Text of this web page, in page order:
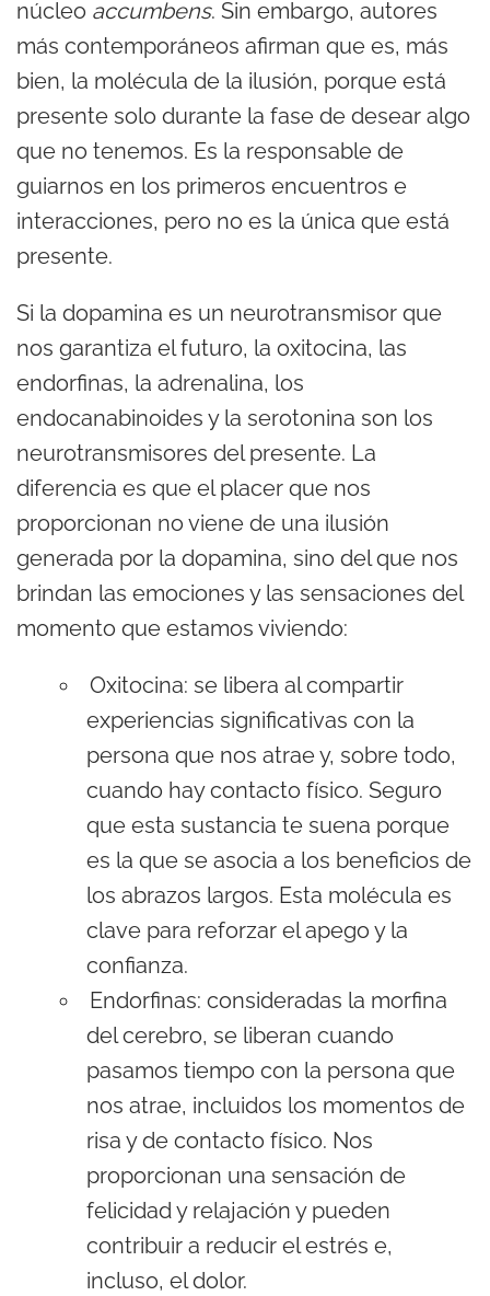
núcleo accumbens. Sin embargo, autores
más contemporáneos afirman que es, más
bien, la molécula de la ilusión, porque está
presente solo durante la fase de desear algo
que no tenemos. Es la responsable de
guiarnos en los primeros encuentros e
interacciones, pero no es la única que está
presente.
Si la dopamina es un neurotransmisor que
nos garantiza el futuro, la oxitocina, las
endorfinas, la adrenalina, los
endocanabinoides y la serotonina son los
neurotransmisores del presente. La
diferencia es que el placer que nos
proporcionan no viene de una ilusión
generada por la dopamina, sino del que nos
brindan las emociones y las sensaciones del
momento que estamos viviendo:
Oxitocina: se libera al compartir
experiencias significativas con la
persona que nos atrae y, sobre todo,
cuando hay contacto físico. Seguro
que esta sustancia te suena porque
es la que se asocia a los beneficios de
los abrazos largos. Esta molécula es
clave para reforzar el apego y la
confianza.
Endorfinas: consideradas la morfina
del cerebro, se liberan cuando
pasamos tiempo con la persona que
nos atrae, incluidos los momentos de
risa y de contacto físico. Nos
proporcionan una sensación de
felicidad y relajación y pueden
contribuir a reducir el estrés e,
incluso, el dolor.